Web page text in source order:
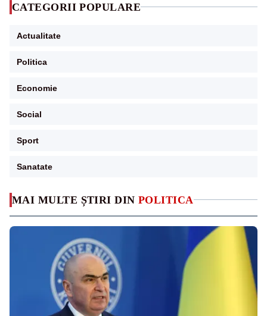
MAI MULTE ȘTIRI DIN POLITICA
CATEGORII POPULARE
Actualitate
Politica
Economie
Social
Sport
Sanatate